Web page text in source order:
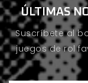
ÚLTIMAS
Suscríbete al
juegos de rol